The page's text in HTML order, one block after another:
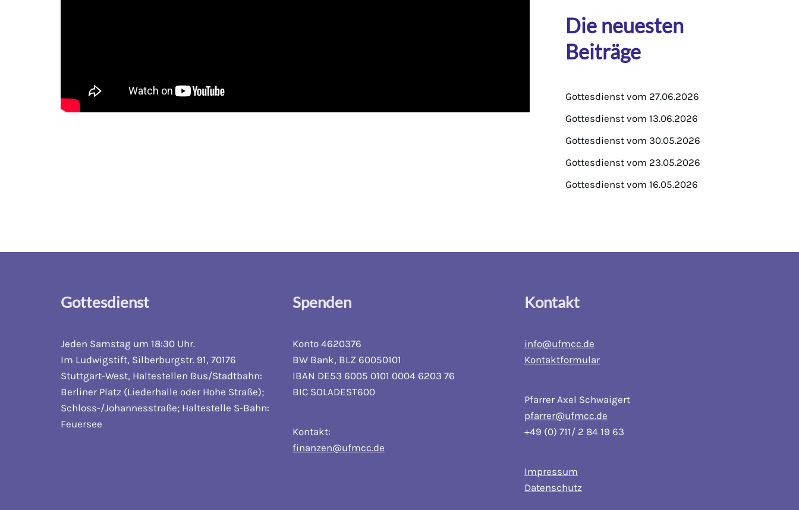
Die neuesten
Beiträge
Gottesdienst vom 27.06.2026
Gottesdienst vom 13.06.2026
Gottesdienst vom 30.05.2026
Gottesdienst vom 23.05.2026
Gottesdienst vom 16.05.2026
Gottesdienst
Jeden Samstag um 18:30 Uhr.
Im Ludwigstift, Silberburgstr. 91, 70176
Stuttgart-West, Haltestellen Bus/Stadtbahn:
Berliner Platz (Liederhalle oder Hohe Straße);
Schloss-/Johannesstraße; Haltestelle S-Bahn:
Feuersee
Spenden
Konto 4620376
BW Bank, BLZ 60050101
IBAN DE53 6005 0101 0004 6203 76
BIC SOLADEST600
Kontakt:
finanzen@ufmcc.de
Kontakt
info@ufmcc.de
Kontaktformular
Pfarrer Axel Schwaigert
pfarrer@ufmcc.de
+49 (0) 711/ 2 84 19 63
Impressum
Datenschutz